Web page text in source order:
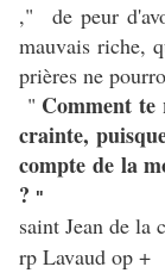
," de peur
mauvais riche,
prières ne
" Comment te
crainte,
compte de la
? "
saint Jean de la
rp Lavaud op +